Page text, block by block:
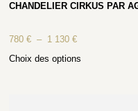
CHANDELIER CIRKUS PAR
780€ – 1 130€
Choix des options